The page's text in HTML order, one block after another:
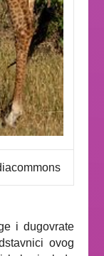
i dugovrate
ovog